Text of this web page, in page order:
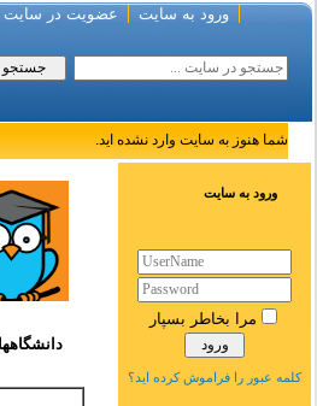
ورود به سایت عضویت در سایت
شما هنوز به سایت وارد نشده اید.
ورود به سایت
مرا بخاطر بسپار
کلمه عبور را فراموش کرده اید؟